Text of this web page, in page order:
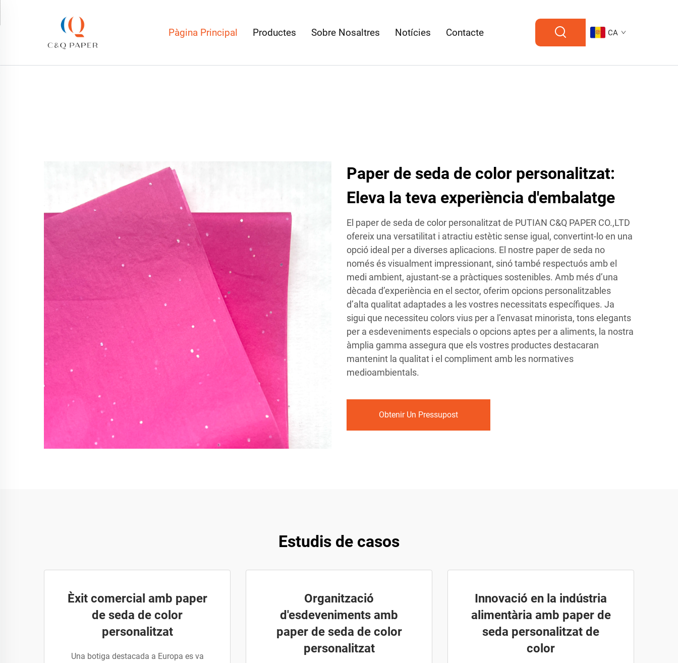
Pàgina Principal Productes Sobre Nosaltres Notícies Contacte CA
Paper de seda de color personalitzat:
Eleva la teva experiència d'embalatge
El paper de seda de color personalitzat de PUTIAN C&Q PAPER CO.,LTD
ofereix una versatilitat i atractiu estètic sense igual, convertint-lo en una
opció ideal per a diverses aplicacions. El nostre paper de seda no
només és visualment impressionant, sinó també respectuós amb el
medi ambient, ajustant-se a pràctiques sostenibles. Amb més d’una
dècada d’experiència en el sector, oferim opcions personalitzables
d’alta qualitat adaptades a les vostres necessitats específiques. Ja
sigui que necessiteu colors vius per a l’envasat minorista, tons elegants
per a esdeveniments especials o opcions aptes per a aliments, la nostra
àmplia gamma assegura que els vostres productes destacaran
mantenint la qualitat i el compliment amb les normatives
medioambientals.
Obtenir Un Pressupost
Estudis de casos
Èxit comercial amb paper
de seda de color
personalitzat
Una botiga destacada a Europa es va
Organització
d'esdeveniments amb
paper de seda de color
personalitzat
Innovació en la indústria
alimentària amb paper de
seda personalitzat de
color